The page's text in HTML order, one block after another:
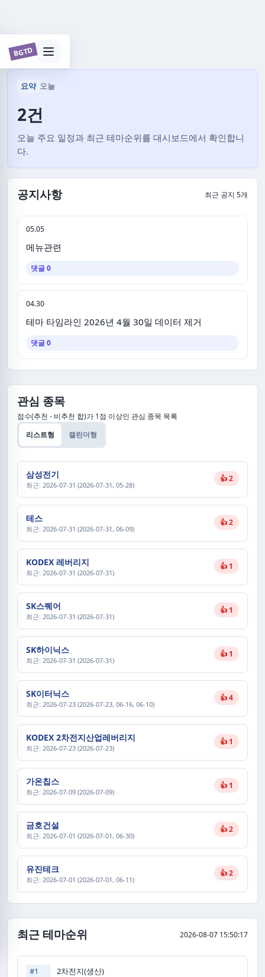
BGTD
대시보드
요약 오늘
2건
오늘 주요 일정과 최근 테마순위를 대시보드에서 확인합니
다.
공지사항 최근 공지 5개
05.05
메뉴관련
댓글 0
04.30
테마 타임라인 2026년 4월 30일 데이터 제거
댓글 0
관심 종목
점수(추천 - 비추천 합)가 1점 이상인 관심 종목 목록
리스트형
캘린더형
삼성전기
최근: 2026-07-31 (2026-07-31, 05-28)
👍 2
테스
최근: 2026-07-31 (2026-07-31, 06-09)
👍 2
KODEX 레버리지
최근: 2026-07-31 (2026-07-31)
👍 1
SK스퀘어
최근: 2026-07-31 (2026-07-31)
👍 1
SK하이닉스
최근: 2026-07-31 (2026-07-31)
👍 1
SK이터닉스
최근: 2026-07-23 (2026-07-23, 06-16, 06-10)
👍 4
KODEX 2차전지산업레버리지
최근: 2026-07-23 (2026-07-23)
👍 1
가온칩스
최근: 2026-07-09 (2026-07-09)
👍 1
금호건설
최근: 2026-07-01 (2026-07-01, 06-30)
👍 2
유진테크
최근: 2026-07-01 (2026-07-01, 06-11)
👍 2
최근 테마순위 2026-08-07 15:50:17
#1 2차전지(생산)